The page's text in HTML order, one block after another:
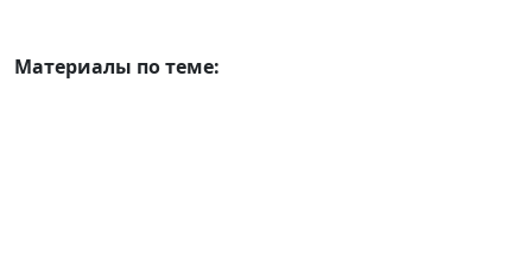
Материалы по теме: